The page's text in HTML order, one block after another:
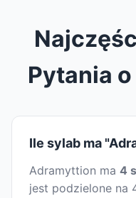
Pytania
Ile sylab ma
Adramyttion ma 4
jest podzielone na